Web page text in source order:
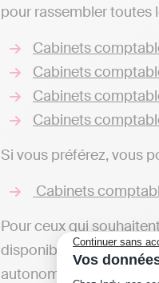
Continuer sans
Vos
Plateforme
pour rassembler toutes
Cabinets
Cabinets
Cabinets
Cabinets
Si vous préférez, vous
Cabinets
Pour ceux qui
disponibles, telles
autonome dans la